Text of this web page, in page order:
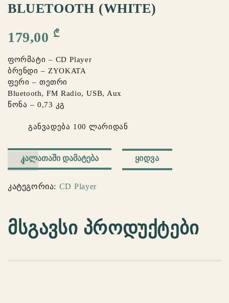
BLUETOOTH (WHITE)
179,00 ₾
ფორმატი – CD Player
ბრენდი – ZYOKATA
ფერი – თეთრი
Bluetooth, FM Radio, USB, Aux
წონა – 0,73 კგ
განვადება 100 ლარიდან
რაოდენობა:
CD
Player
Portable
(White)
ᲙᲐᲚᲐᲗᲐᲨᲘ ᲓᲐᲛᲐᲢᲔᲑᲐ ᲧᲘᲓᲕᲐ
კატეგორია: CD Player
მსგავსი პროდუქტები